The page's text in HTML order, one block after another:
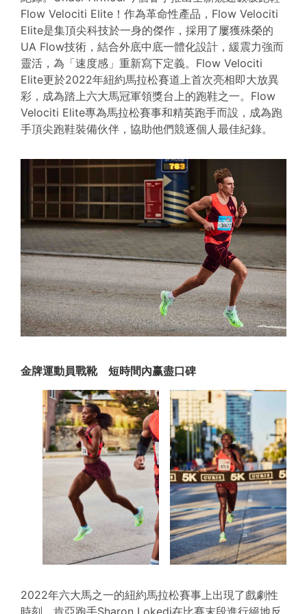
Flow Velociti Elite！作為革命性產品，Flow Velociti
Elite是集頂尖科技於一身的傑作，採用了屢獲殊榮的
UA Flow技術，結合外底中底一體化設計，緩震力強而
靈活，為「速度感」重新寫下定義。Flow Velociti
Elite更於2022年紐約馬拉松賽道上首次亮相即大放異
彩，成為踏上六大馬冠軍領獎台上的跑鞋之一。Flow
Velociti Elite專為馬拉松賽事和精英跑手而設，成為跑
手頂尖跑鞋裝備伙伴，協助他們競逐個人最佳紀錄。
金牌運動員戰靴 短時間內赢盡口碑
2022年六大馬之一的紐約馬拉松賽事上出現了戲劇性
時刻，肯亞跑手Sharon Lokedi在比賽末段進行絕地反